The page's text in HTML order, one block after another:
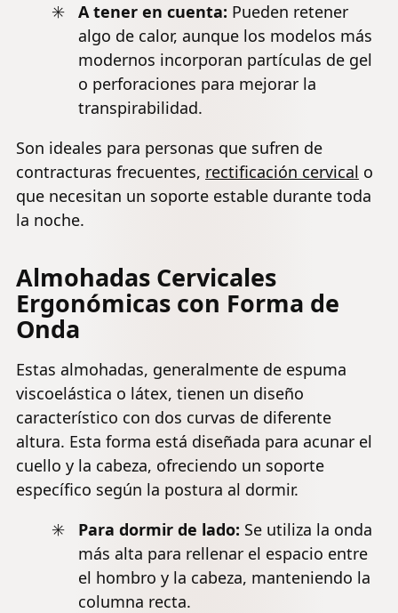
A tener en cuenta: Pueden retener
algo de calor, aunque los modelos más
modernos incorporan partículas de gel
o perforaciones para mejorar la
transpirabilidad.
Son ideales para personas que sufren de
contracturas frecuentes, rectificación cervical o
que necesitan un soporte estable durante toda
la noche.
Almohadas Cervicales
Ergonómicas con Forma de
Onda
Estas almohadas, generalmente de espuma
viscoelástica o látex, tienen un diseño
característico con dos curvas de diferente
altura. Esta forma está diseñada para acunar el
cuello y la cabeza, ofreciendo un soporte
específico según la postura al dormir.
Para dormir de lado: Se utiliza la onda
más alta para rellenar el espacio entre
el hombro y la cabeza, manteniendo la
columna recta.